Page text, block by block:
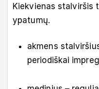
Kiekvienas stalviršis
ypatumų.
akmens
periodiškai